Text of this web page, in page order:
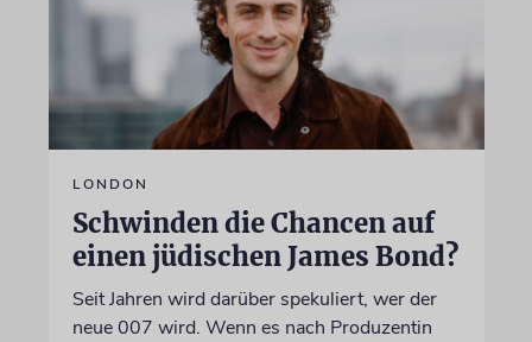
LONDON
Schwinden die Chancen auf
einen jüdischen James Bond?
Seit Jahren wird darüber spekuliert, wer der
neue 007 wird. Wenn es nach Produzentin